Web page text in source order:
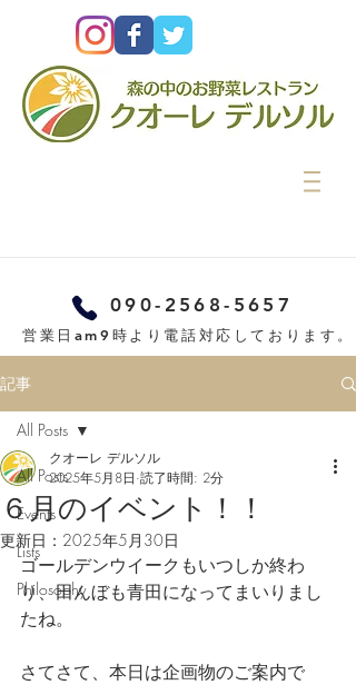
090-2568-5657
営業日am9時より電話対応しております。
記事
All Posts
Events
Lists
Philosophy
All Posts
６月のイベント！！
クオーレ デルソル
2025年5月8日 読了時間: 2分
更新日： 2025年5月30日
ゴールデンウイークもいつしか終わ
り、田んぼも青田になってまいりまし
たね。
さてさて、本日は企画物のご案内で